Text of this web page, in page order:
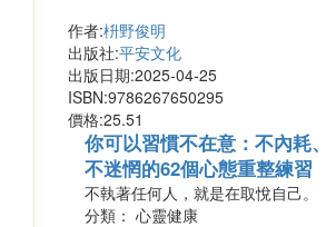
作者:枡野俊明
出版社:平安文化
出版日期:2025-04-25
ISBN:9786267650295
價格:25.51
你可以習慣不在意：不內耗
不迷惘的62個心態重整練習
不執著任何人，就是在取悅自己。
分類： 心靈健康